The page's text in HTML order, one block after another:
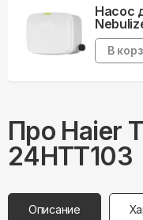
Насос
В
Про Haier
24HTT103
Описание